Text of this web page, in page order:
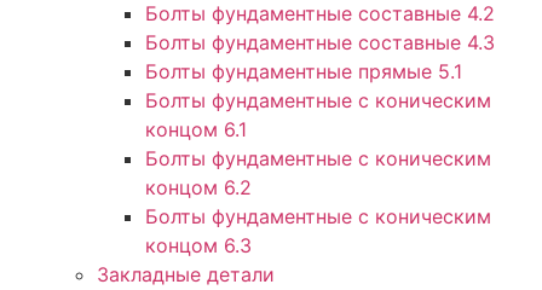
Болты фундаментные составные 4.2
Болты фундаментные составные 4.3
Болты фундаментные прямые 5.1
Болты фундаментные с коническим
концом 6.1
Болты фундаментные с коническим
концом 6.2
Болты фундаментные с коническим
концом 6.3
Закладные детали